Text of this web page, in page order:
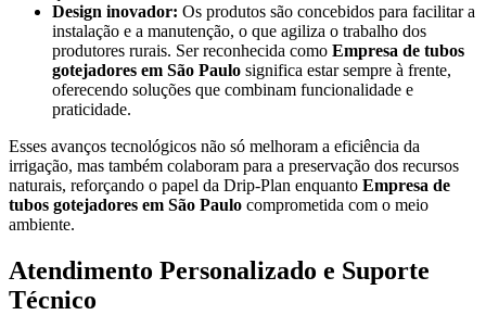
Design inovador: Os produtos são concebidos para facilitar a
instalação e a manutenção, o que agiliza o trabalho dos
produtores rurais. Ser reconhecida como Empresa de tubos
gotejadores em São Paulo significa estar sempre à frente,
oferecendo soluções que combinam funcionalidade e
praticidade.
Esses avanços tecnológicos não só melhoram a eficiência da
irrigação, mas também colaboram para a preservação dos recursos
naturais, reforçando o papel da Drip-Plan enquanto Empresa de
tubos gotejadores em São Paulo comprometida com o meio
ambiente.
Atendimento Personalizado e Suporte
Técnico